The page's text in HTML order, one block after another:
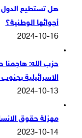
هل تستطيع الدول
أجوائها الوطنية؟
2024-10-16
حزب الله: هاجمنا
الاسرائيلية بجنوب
2024-10-13
مهزلة حقوق
2023-10-14